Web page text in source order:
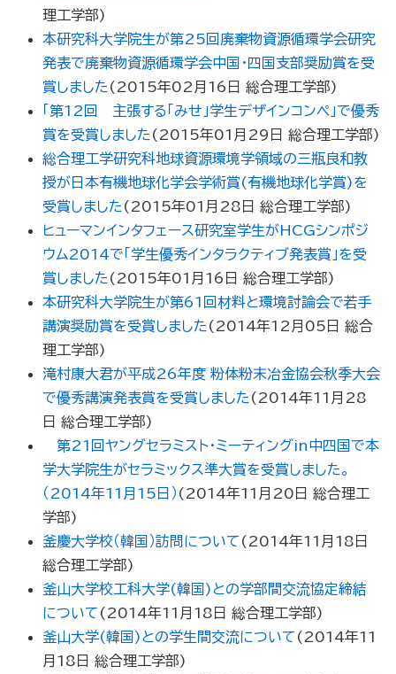
理工学部)
本研究科大学院生が第25回廃棄物資源循環学会研究
発表で廃棄物資源循環学会中国・四国支部奨励賞を受
賞しました ( 2015年02月16日 総合理工学部)
「第12回 主張する「みせ」学生デザインコンペ」で優秀
賞を受賞しました ( 2015年01月29日 総合理工学部)
総合理工学研究科地球資源環境学領域の三瓶良和教
授が日本有機地球化学会学術賞(有機地球化学賞)を
受賞しました ( 2015年01月28日 総合理工学部)
ヒューマンインタフェース研究室学生がHCGシンポジ
ウム2014で「学生優秀インタラクティブ発表賞」を受
賞しました ( 2015年01月16日 総合理工学部)
本研究科大学院生が第61回材料と環境討論会で若手
講演奨励賞を受賞しました ( 2014年12月05日 総合
理工学部)
滝村康大君が平成26年度 粉体粉末冶金協会秋季大会
で優秀講演発表賞を受賞しました ( 2014年11月28
日 総合理工学部)
第21回ヤングセラミスト・ミーティングin中四国で本
学大学院生がセラミックス準大賞を受賞しました。
（2014年11月15日） ( 2014年11月20日 総合理工
学部)
釜慶大学校（韓国）訪問について ( 2014年11月18日
総合理工学部)
釜山大学校工科大学(韓国)との学部間交流協定締結
について ( 2014年11月18日 総合理工学部)
釜山大学(韓国)との学生間交流について ( 2014年11
月18日 総合理工学部)